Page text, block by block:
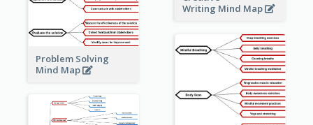
Writing Mind Map
Problem Solving
Mind Map